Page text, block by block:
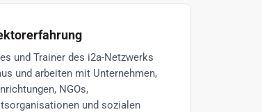
und Trainer des i2a-Netzwerks
und arbeiten mit Unternehmen,
NGOs,
und sozialen